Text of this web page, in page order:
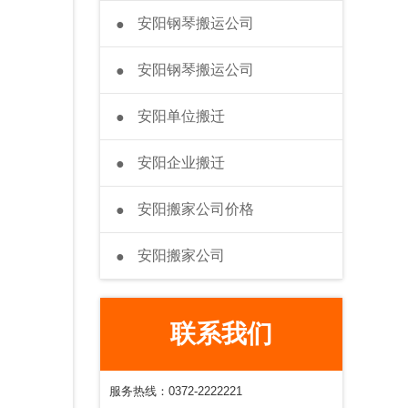
● 安阳钢琴搬运公司
● 安阳钢琴搬运公司
● 安阳单位搬迁
● 安阳企业搬迁
● 安阳搬家公司价格
● 安阳搬家公司
联系我们
服务热线：0372-2222221